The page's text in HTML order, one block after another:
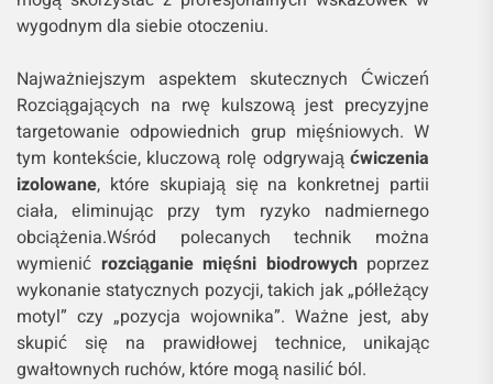
wygodnym dla siebie otoczeniu.
Najważniejszym aspektem skutecznych Ćwiczeń
Rozciągających na rwę kulszową jest precyzyjne
targetowanie odpowiednich grup mięśniowych. W
tym kontekście, kluczową rolę odgrywająćwiczenia
izolowane, które skupiają się na konkretnej partii
ciała, eliminując przy tym ryzyko nadmiernego
obciążenia.Wśród polecanych technik można
wymienić rozciąganie mięśni biodrowychpoprzez
wykonanie statycznych pozycji, takich jak „półleżący
motyl” czy „pozycja wojownika”. Ważne jest, aby
skupić się na prawidłowej technice, unikając
gwałtownych ruchów, które mogą nasilić ból.